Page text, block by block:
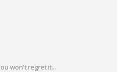
won't regret it...